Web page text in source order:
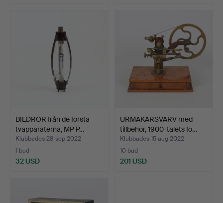
BILDRÖR från de första
tvapparaterna, MP P…
Klubbades 28 sep 2022
1 bud
32 USD
URMAKARSVARV med
tillbehör, 1900-talets fö…
Klubbades 15 aug 2022
10 bud
201 USD